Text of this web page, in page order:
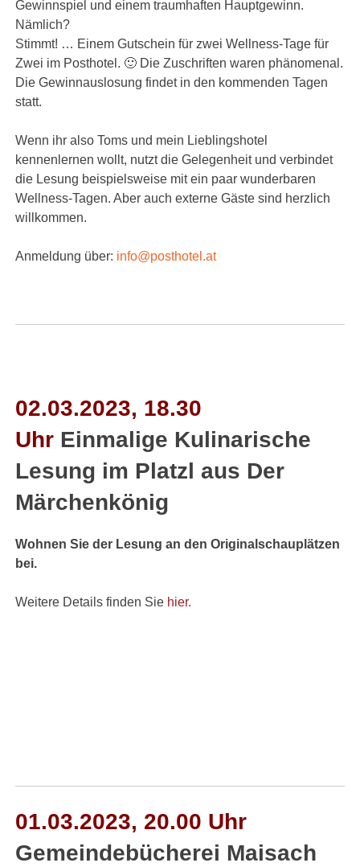
Gewinnspiel und einem traumhaften Hauptgewinn.
Nämlich?
Stimmt! … Einem Gutschein für zwei Wellness-Tage für
Zwei im Posthotel. 🙂 Die Zuschriften waren phänomenal.
Die Gewinnauslosung findet in den kommenden Tagen
statt.
Wenn ihr also Toms und mein Lieblingshotel
kennenlernen wollt, nutzt die Gelegenheit und verbindet
die Lesung beispielsweise mit ein paar wunderbaren
Wellness-Tagen. Aber auch externe Gäste sind herzlich
willkommen.
Anmeldung über: info@posthotel.at
02.03.2023, 18.30
Uhr Einmalige Kulinarische
Lesung im Platzl aus Der
Märchenkönig
Wohnen Sie der Lesung an den Originalschauplätzen
bei.
Weitere Details finden Sie hier.
01.03.2023, 20.00 Uhr
Gemeindebücherei Maisach